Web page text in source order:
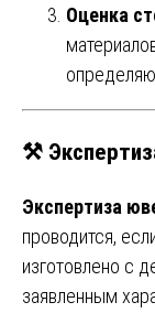
Оценка
⚒️
Экспертиза
проводится,
изготовлено с
заявленным